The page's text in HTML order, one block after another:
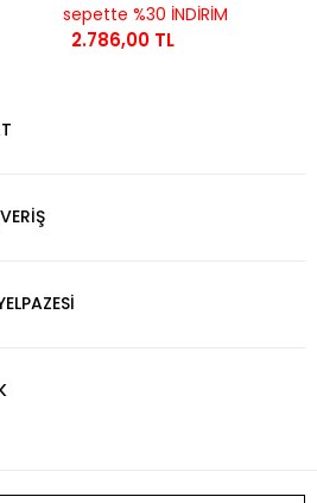
sepette %30 İNDİRİM
2.786,00 TL